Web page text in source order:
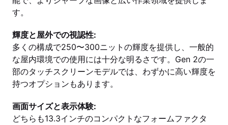
す。
輝度と屋外での視認性:
多くの構成で250〜300ニットの輝度を提供し、一般的
な屋内環境での使用には十分な明るさです。Gen 2の一
部のタッチスクリーンモデルでは、わずかに高い輝度を
持つオプションもあります。
画面サイズと表示体験:
どちらも13.3インチのコンパクトなフォームファクタ